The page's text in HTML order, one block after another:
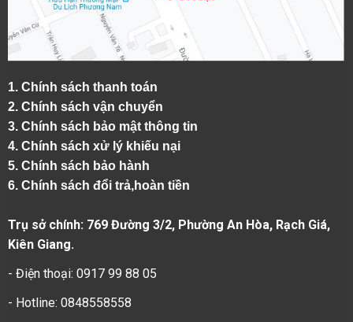
1. Chính sách thanh toán
2. Chính sách vận chuyển
3. Chính sách bảo mật thông tin
4. Chính sách xử lý khiếu nại
5. Chính sách bảo hành
6. Chính sách đổi trả,hoàn tiền
Trụ sở chính: 769 Đường 3/2, Phường An Hòa, Rạch Giá,
Kiên Giang.
- Điện thoại: 0917 99 88 05
- Hotline: 0848558558